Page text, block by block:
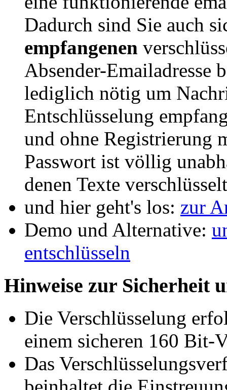
Dadurch sind Sie auch
empfangenen
Absender-Emailadresse
lediglich nötig um
Entschlüsselung
und ohne Registrierung
Passwort ist völlig
denen Texte
und hier geht's los: zur
Demo und Alternative:
entschlüsseln
Hinweise zur Sicherheit
Die Verschlüsselung
einem sicheren 160 Bit-
Das